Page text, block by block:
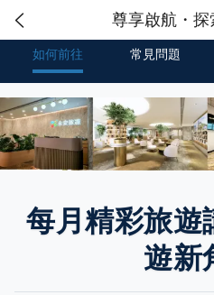
如何前往 常見問題
每月精彩旅遊
遊新